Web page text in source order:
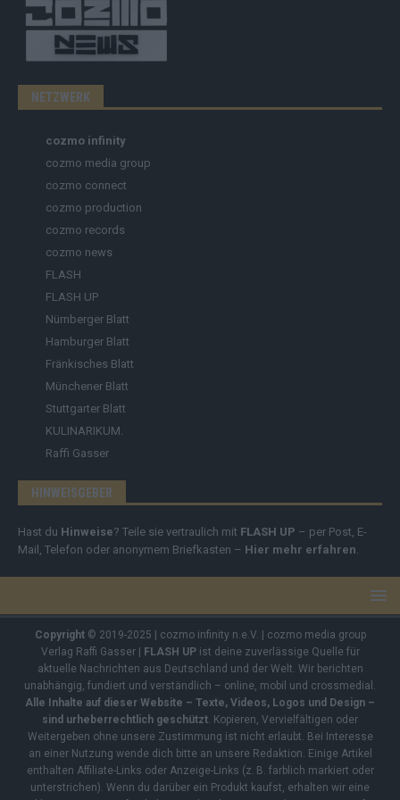
NETZWERK
cozmo infinity
cozmo media group
cozmo connect
cozmo production
cozmo records
cozmo news
FLASH
FLASH UP
Nürnberger Blatt
Hamburger Blatt
Fränkisches Blatt
Münchener Blatt
Stuttgarter Blatt
KULINARIKUM.
Raffi Gasser
HINWEISGEBER
Hast du Hinweise? Teile sie vertraulich mit FLASH UP – per Post, E-
Mail, Telefon oder anonymem Briefkasten – Hier mehr erfahren.
Copyright© 2019-2025 | cozmo infinity n.e.V. | cozmo media group
Verlag Raffi Gasser |
FLASH UPist deine zuverlässige Quelle für
aktuelle Nachrichten aus Deutschland und der Welt. Wir berichten
unabhängig, fundiert und verständlich – online, mobil und crossmedial.
Alle Inhalte auf dieser Website – Texte, Videos, Logos und Design –
sind urheberrechtlich geschützt. Kopieren, Vervielfältigen oder
Weitergeben ohne unsere Zustimmung ist nicht erlaubt. Bei Interesse
an einer Nutzung wende dich bitte an unsere Redaktion. Einige Artikel
enthalten Affiliate-Links oder Anzeige-Links (z. B. farblich markiert oder
unterstrichen). Wenn du darüber ein Produkt kaufst, erhalten wir eine